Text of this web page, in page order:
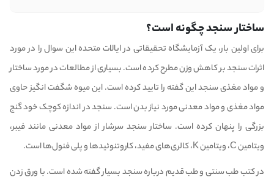
ساختار سنجد چگونه است؟
برای اولین بار، یک آزمایشگاه تحقیقاتی در ایالات متحده این سوال را در مورد
اثرات سنجد بر کاهش وزن مطرح کرده است. بسیاری از مطالعات در مورد ساختار
و مواد مغذی سنجد این گفته را تایید کرده است. این میوه شگفت انگیز حاوی
مواد مغذی و مواد معدنی مورد نیاز بدن است. سنجد در اندازه کوچک خود گنج
بزرگی را پنهان کرده است. ساختار سنجد سرشار از مواد معدنی مانند فیبر،
ویتامین C، ویتامین K، کالری‌های مفید، کاروتنوئیدها و پلی فنول‌ها است.
در کتب طب سنتی و طب قدیم درباره سنجد بسیار گفته شده است. با ورق زدن